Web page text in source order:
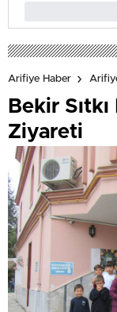
Arifiye Haber
Bekir
Ziyareti